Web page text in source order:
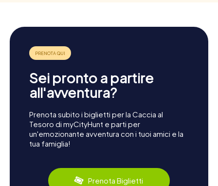
Sei pronto a partire
all'avventura?
Prenota subito i biglietti per la Caccia al
Tesoro di myCityHunt e parti per
un'emozionante avventura con i tuoi amici e la
tua famiglia!
Prenota Biglietti